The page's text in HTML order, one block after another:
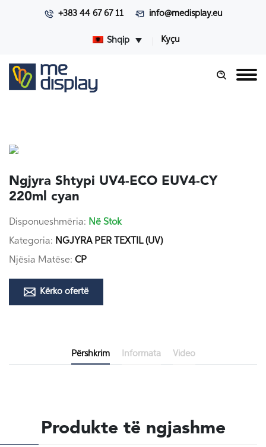
+383 44 67 67 11 info@medisplay.eu
Shqip Kyçu
Ngjyra Shtypi UV4-ECO EUV4-CY
220ml cyan
Disponueshmëria: Në Stok
Kategoria: NGJYRA PER TEXTIL (UV)
Njësia Matëse: CP
Kërko ofertë
Përshkrim Informata Video
Produkte të ngjashme